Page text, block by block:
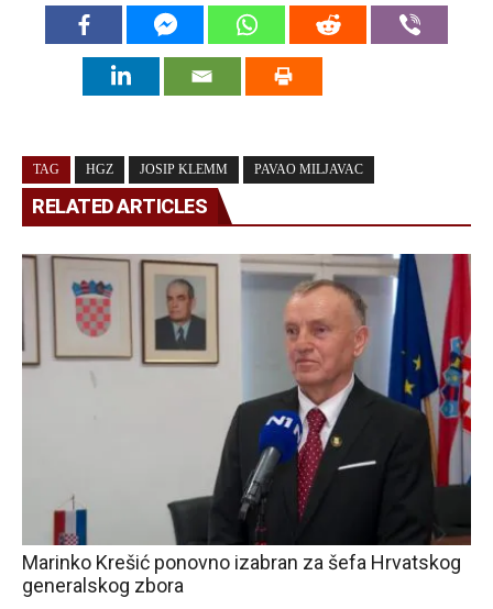
TAG HGZ JOSIP KLEMM PAVAO MILJAVAC
RELATED ARTICLES
Marinko Krešić ponovno izabran za šefa Hrvatskog
generalskog zbora